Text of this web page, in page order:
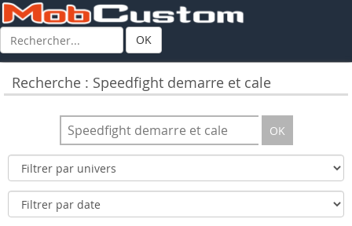
OK
Recherche : Speedfight demarre et cale
OK